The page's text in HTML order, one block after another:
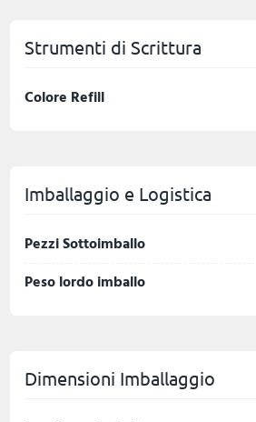
Strumenti di Scrittura
Colore Refill
Imballaggio e Logistica
Pezzi Sottoimballo
Peso lordo imballo
Dimensioni Imballaggio